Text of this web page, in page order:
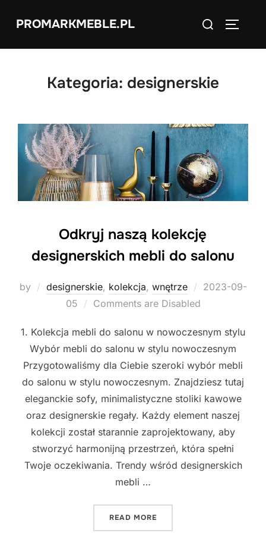
PROMARKMEBLE.PL
Search
Kategoria: designerskie
Odkryj naszą kolekcję
designerskich mebli do salonu
by designerskie, kolekcja, wnętrze
Posted
2023-09-
05
Comments are Disabled
1. Kolekcja mebli do salonu w nowoczesnym stylu
Wybór mebli do salonu w stylu nowoczesnym
Przygotowaliśmy dla Ciebie szeroki wybór mebli
do salonu w stylu nowoczesnym. Znajdziesz tutaj
eleganckie sofy, minimalistyczne stoliki kawowe
oraz designerskie regały. Każdy element naszej
kolekcji został starannie zaprojektowany, aby
stworzyć harmonijną przestrzeń, która spełni
Twoje oczekiwania. Trendy wśród designerskich
mebli …
READ MORE